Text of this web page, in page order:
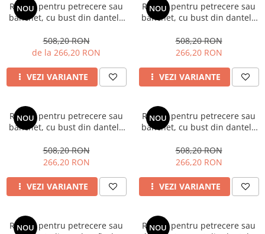
NOU
Rochie pentru petrecere sau
banchet, cu bust din dantela
lunga cod 3260rb
508,20 RON
de la 266,20 RON
VEZI VARIANTE
NOU
Rochie pentru petrecere sau
banchet, cu bust din dantela
lunga cod 3316n
508,20 RON
266,20 RON
VEZI VARIANTE
NOU
Rochie pentru petrecere sau
banchet, cu bust din dantela
lunga cod 3316db
508,20 RON
266,20 RON
VEZI VARIANTE
NOU
Rochie pentru petrecere sau
banchet, cu bust din dantela
lunga cod 3316b
508,20 RON
266,20 RON
VEZI VARIANTE
NOU
Rochie pentru petrecere sau
NOU
Rochie pentru petrecere sau